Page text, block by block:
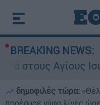
BREAKING NEWS:
Ισιδώρους
δημοφιλές τώρα:
παρέσυρε νύφη λίγες